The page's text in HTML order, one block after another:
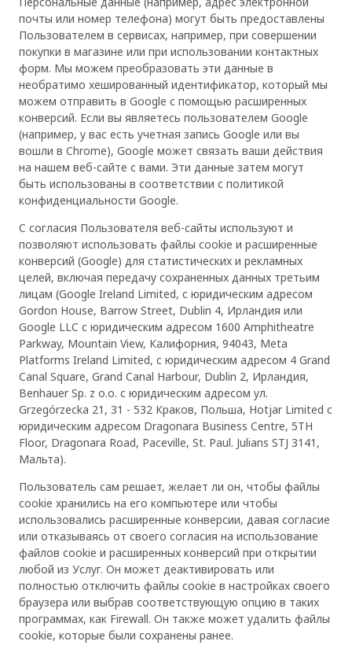
почты или номер телефона) могут быть предоставлены
Пользователем в сервисах, например, при совершении
покупки в магазине или при использовании контактных
форм. Мы можем преобразовать эти данные в
необратимо хешированный идентификатор, который мы
можем отправить в Google с помощью расширенных
конверсий. Если вы являетесь пользователем Google
(например, у вас есть учетная запись Google или вы
вошли в Chrome), Google может связать ваши действия
на нашем веб-сайте с вами. Эти данные затем могут
быть использованы в соответствии с политикой
конфиденциальности Google.
С согласия Пользователя веб-сайты используют и
позволяют использовать файлы cookie и расширенные
конверсий (Google) для статистических и рекламных
целей, включая передачу сохраненных данных третьим
лицам (Google Ireland Limited, с юридическим адресом
Gordon House, Barrow Street, Dublin 4, Ирландия или
Google LLC с юридическим адресом 1600 Amphitheatre
Parkway, Mountain View, Калифорния, 94043, Meta
Platforms Ireland Limited, с юридическим адресом 4 Grand
Canal Square, Grand Canal Harbour, Dublin 2, Ирландия,
Benhauer Sp. z o.o. с юридическим адресом ул.
Grzegórzecka 21, 31 - 532 Краков, Польша, Hotjar Limited с
юридическим адресом Dragonara Business Centre, 5TH
Floor, Dragonara Road, Paceville, St. Paul. Julians STJ 3141,
Мальта).
Пользователь сам решает, желает ли он, чтобы файлы
cookie хранились на его компьютере или чтобы
использовались расширенные конверсии, давая согласие
или отказываясь от своего согласия на использование
файлов cookie и расширенных конверсий при открытии
любой из Услуг. Он может деактивировать или
полностью отключить файлы cookie в настройках своего
браузера или выбрав соответствующую опцию в таких
программах, как Firewall. Он также может удалить файлы
cookie, которые были сохранены ранее.